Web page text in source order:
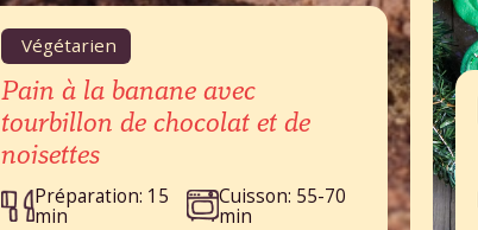
Végétarien
Pain à la banane avec
tourbillon de chocolat et de
noisettes
Préparation: 15
min
Cuisson: 55-70
min